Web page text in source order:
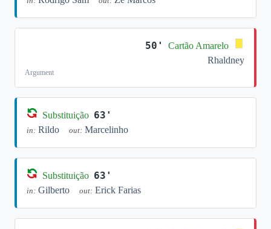
50'
Cartão Amarelo
Rhaldney
Argument
Substituição 63'
in: Rildo out: Marcelinho
Substituição 63'
in: Gilberto out: Erick Farias